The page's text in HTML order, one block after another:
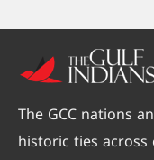
The GCC nations
historic ties across